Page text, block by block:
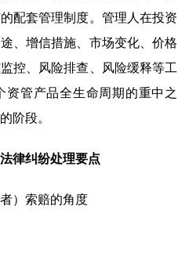
配套管理制度。管理人在投资
、增信措施、市场变化、价格
控、风险排查、风险缓释等工
资管产品全生命周期的重中之
阶段。
律纠纷处理要点
）索赔的角度